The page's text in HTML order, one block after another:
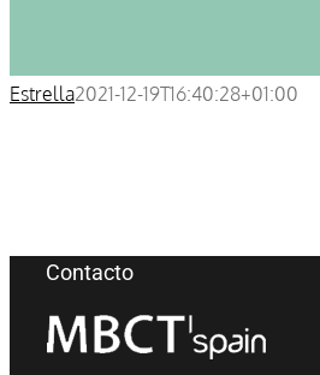
Estrella2021-12-19T16:40:28+01:00
Contacto